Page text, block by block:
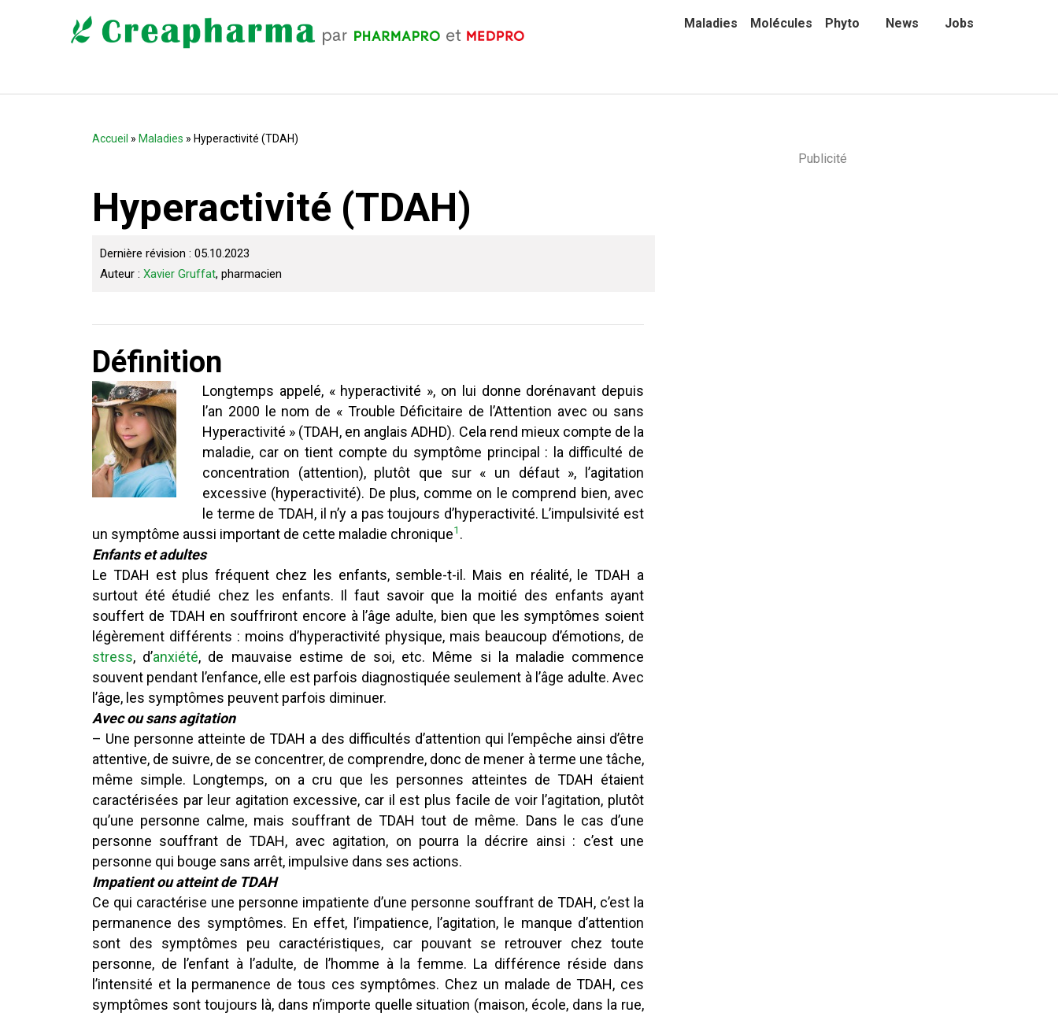
Maladies Molécules Phyto News Jobs
Accueil » Maladies » Hyperactivité (TDAH)
Hyperactivité (TDAH)
Dernière révision : 05.10.2023
Auteur : Xavier Gruffat, pharmacien
Définition
Longtemps appelé, « hyperactivité », on lui donne dorénavant depuis
l’an 2000 le nom de « Trouble Déficitaire de l’Attention avec ou sans
Hyperactivité » (TDAH, en anglais ADHD). Cela rend mieux compte de la
maladie, car on tient compte du symptôme principal : la difficulté de
concentration (attention), plutôt que sur « un défaut », l’agitation
excessive (hyperactivité). De plus, comme on le comprend bien, avec
le terme de TDAH, il n’y a pas toujours d’hyperactivité. L’impulsivité est
un symptôme aussi important de cette maladie chronique1 .
Enfants et adultes
Le TDAH est plus fréquent chez les enfants, semble-t-il. Mais en réalité, le TDAH a
surtout été étudié chez les enfants. Il faut savoir que la moitié des enfants ayant
souffert de TDAH en souffriront encore à l’âge adulte, bien que les symptômes soient
légèrement différents : moins d’hyperactivité physique, mais beaucoup d’émotions, de
stress, d’anxiété, de mauvaise estime de soi, etc. Même si la maladie commence
souvent pendant l’enfance, elle est parfois diagnostiquée seulement à l’âge adulte. Avec
l’âge, les symptômes peuvent parfois diminuer.
Avec ou sans agitation
– Une personne atteinte de TDAH a des difficultés d’attention qui l’empêche ainsi d’être
attentive, de suivre, de se concentrer, de comprendre, donc de mener à terme une tâche,
même simple. Longtemps, on a cru que les personnes atteintes de TDAH étaient
caractérisées par leur agitation excessive, car il est plus facile de voir l’agitation, plutôt
qu’une personne calme, mais souffrant de TDAH tout de même. Dans le cas d’une
personne souffrant de TDAH, avec agitation, on pourra la décrire ainsi : c’est une
personne qui bouge sans arrêt, impulsive dans ses actions.
Impatient ou atteint de TDAH
Ce qui caractérise une personne impatiente d’une personne souffrant de TDAH, c’est la
permanence des symptômes. En effet, l’impatience, l’agitation, le manque d’attention
sont des symptômes peu caractéristiques, car pouvant se retrouver chez toute
personne, de l’enfant à l’adulte, de l’homme à la femme. La différence réside dans
l’intensité et la permanence de tous ces symptômes. Chez un malade de TDAH, ces
symptômes sont toujours là, dans n’importe quelle situation (maison, école, dans la rue,
Publicité